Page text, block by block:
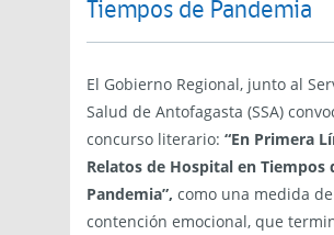
Tiempos de Pandemia
El Gobierno Regional, junto al
Salud de Antofagasta (SSA)
concurso literario: “En Primera
Relatos de Hospital en Tiempos
Pandemia”, como una medida de
contención emocional, que